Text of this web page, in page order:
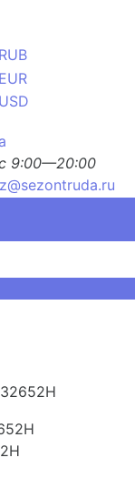
USD
9:00—20:00